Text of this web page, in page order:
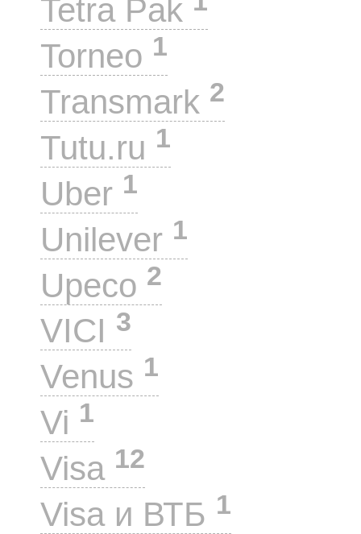
Tetra Pak
Torneo 1
Transmark 2
Tutu.ru 1
Uber 1
Unilever 1
Upeco 2
VICI 3
Venus 1
Vi 1
Visa 12
Visa и ВТБ 1